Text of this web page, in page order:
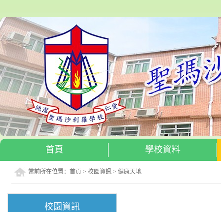
首頁 學校資料
當前所在位置：首頁 >校園資訊 >健康天地
校園資訊